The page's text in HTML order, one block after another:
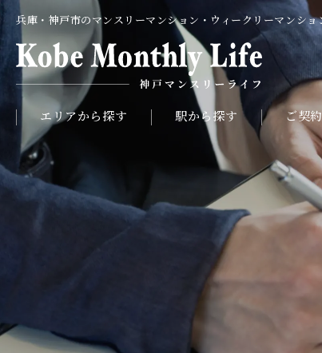
兵庫・神戸市のマンスリーマンション・ウィークリーマンショ
エリアから探す 駅から探す ご契